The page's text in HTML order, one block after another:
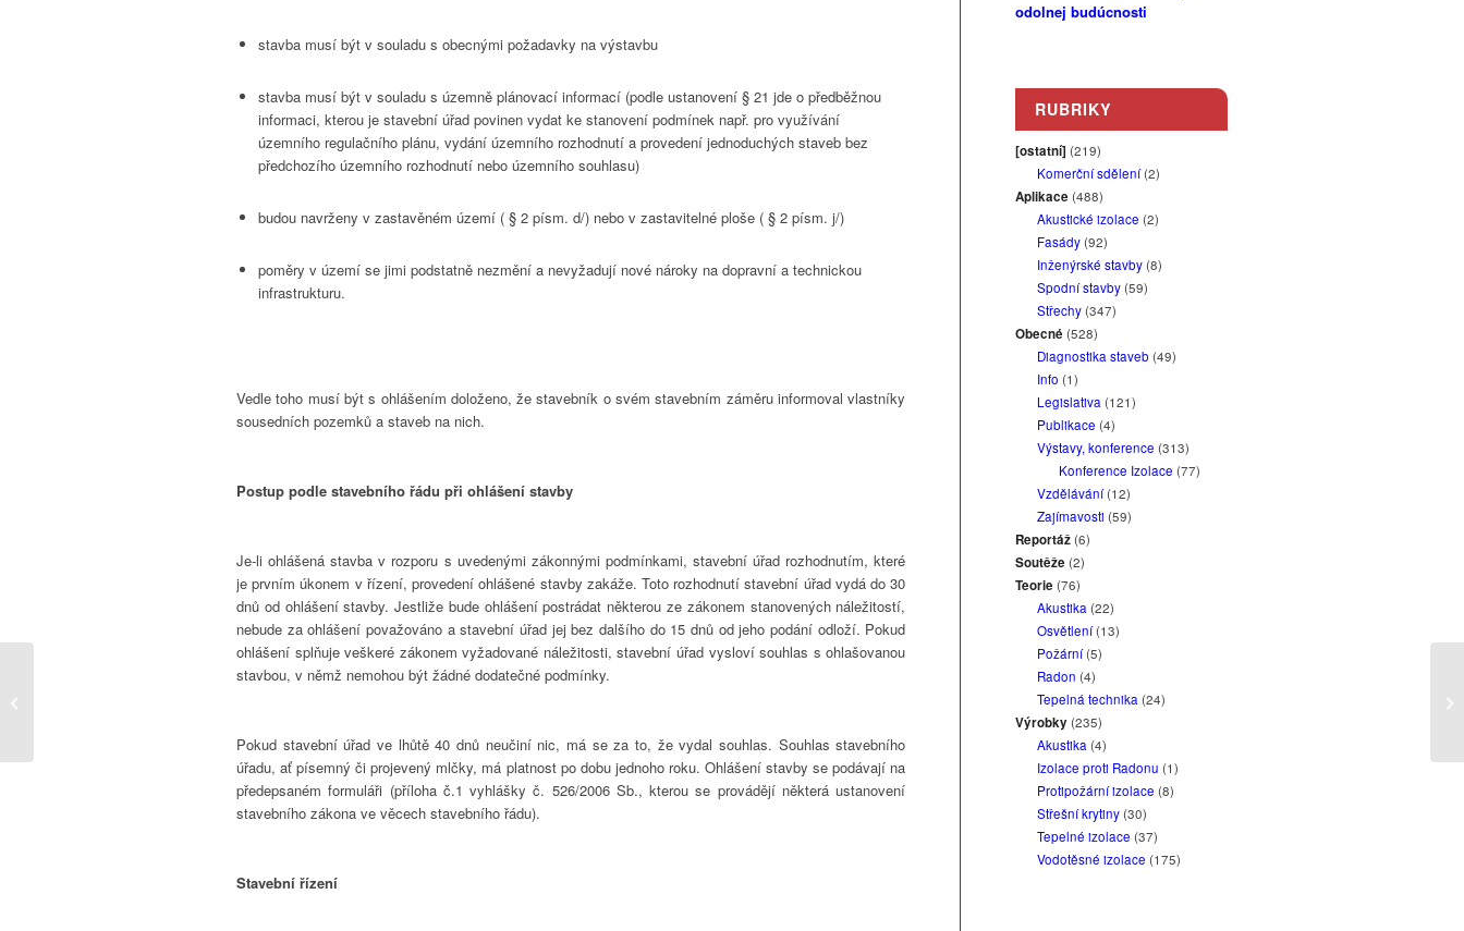
stavba musí být v souladu s obecnými požadavky na výstavbu
stavba musí být v souladu s územně plánovací informací (podle ustanovení § 21 jde o předběžnou
informaci, kterou je stavební úřad povinen vydat ke stanovení podmínek např. pro využívání
územního regulačního plánu, vydání územního rozhodnutí a provedení jednoduchých staveb bez
předchozího územního rozhodnutí nebo územního souhlasu)
budou navrženy v zastavěném území ( § 2 písm. d/) nebo v zastavitelné ploše ( § 2 písm. j/)
poměry v území se jimi podstatně nezmění a nevyžadují nové nároky na dopravní a technickou
infrastrukturu.
Vedle toho musí být s ohlášením doloženo, že stavebník o svém stavebním záměru informoval vlastníky
sousedních pozemků a staveb na nich.
Postup podle stavebního řádu při ohlášení stavby
Je-li ohlášená stavba v rozporu s uvedenými zákonnými podmínkami, stavební úřad rozhodnutím, které
je prvním úkonem v řízení, provedení ohlášené stavby zakáže. Toto rozhodnutí stavební úřad vydá do 30
dnů od ohlášení stavby. Jestliže bude ohlášení postrádat některou ze zákonem stanovených náležitostí,
nebude za ohlášení považováno a stavební úřad jej bez dalšího do 15 dnů od jeho podání odloží. Pokud
ohlášení splňuje veškeré zákonem vyžadované náležitosti, stavební úřad vysloví souhlas s ohlašovanou
stavbou, v němž nemohou být žádné dodatečné podmínky.
Pokud stavební úřad ve lhůtě 40 dnů neučiní nic, má se za to, že vydal souhlas. Souhlas stavebního
úřadu, ať písemný či projevený mlčky, má platnost po dobu jednoho roku. Ohlášení stavby se podávají na
předepsaném formuláři (příloha č.1 vyhlášky č. 526/2006 Sb., kterou se provádějí některá ustanovení
stavebního zákona ve věcech stavebního řádu).
Stavební řízení
odolnej budúcnosti
RUBRIKY
[ostatní] (219)
Komerční sdělení(2)
Aplikace (488)
Akustické izolace (2)
Fasády(92)
Inženýrské stavby(8)
Spodní stavby(59)
Střechy(347)
Obecné (528)
Diagnostika staveb (49)
Info (1)
Legislativa (121)
Publikace (4)
Výstavy, konference (313)
Konference Izolace (77)
Vzdělávání(12)
Zajímavosti (59)
Reportáž(6)
Soutěže (2)
Teorie (76)
Akustika (22)
Osvětlení(13)
Požární(5)
Radon (4)
Tepelná technika (24)
Výrobky(235)
Akustika (4)
Izolace proti Radonu (1)
Protipožární izolace (8)
Střešní krytiny(30)
Tepelné izolace (37)
Vodotěsné izolace (175)
Praktické poznámky k současné